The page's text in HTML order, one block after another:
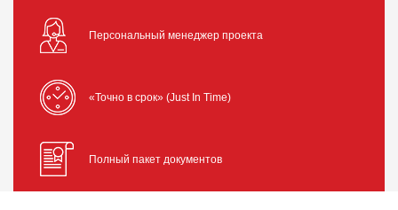
Персональный менеджер проекта
«Точно в срок» (Just In Time)
Полный пакет документов